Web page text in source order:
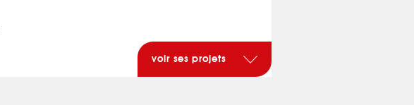
voir ses projets